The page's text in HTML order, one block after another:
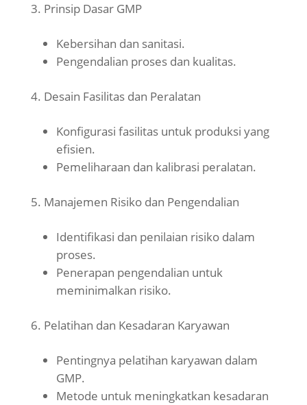
Prinsip Dasar GMP
Kebersihan dan sanitasi.
Pengendalian proses dan kualitas.
Desain Fasilitas dan Peralatan
Konfigurasi fasilitas untuk produksi yang
efisien.
Pemeliharaan dan kalibrasi peralatan.
Manajemen Risiko dan Pengendalian
Identifikasi dan penilaian risiko dalam
proses.
Penerapan pengendalian untuk
meminimalkan risiko.
Pelatihan dan Kesadaran Karyawan
Pentingnya pelatihan karyawan dalam
GMP.
Metode untuk meningkatkan kesadaran